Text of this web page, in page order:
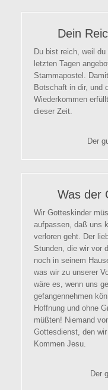
Dein
Du bist reich, weil
letzten Tagen
Stammapostel.
Botschaft in dir, und
Wiederkommen
dieser Zeit.
Der
Was der
Wir Gotteskinder
aufpassen, daß uns
verloren geht. Der
Stunden, die wir vor
noch in seinem
was wir zu unserer
wäre es, wenn uns
gefangennehmen
Hoffnung und ohne
müßten! Niemand
Gottesdienst, den
Kommen Jesu.
Der